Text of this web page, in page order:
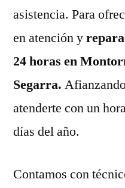
asistencia. Para
en atención y
24 horas en
Segarra.
atenderte con un
días del año.
Contamos con